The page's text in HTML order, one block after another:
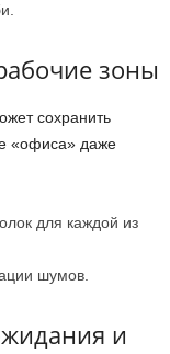
зоны
сохранить
«офиса» даже
для каждой из
шумов.
и